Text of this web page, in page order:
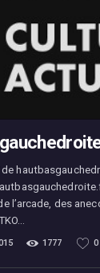
l’arcade, des
1777 0